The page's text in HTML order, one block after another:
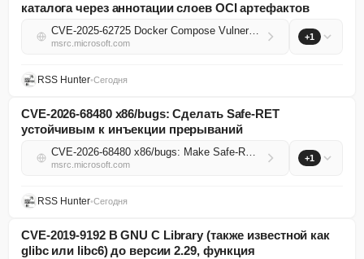
каталога через аннотации слоев OCI артефактов
CVE-2025-62725 Docker Compose Vulnerable to Path Traversal via OCI Artifact Layer Annotations
msrc.microsoft.com
+1
RSS Hunter•Сегодня
CVE-2026-68480 x86/bugs: Сделать Safe-RET
устойчивым к инъекции прерываний
CVE-2026-68480 x86/bugs: Make Safe-RET robust against interrupt injection
msrc.microsoft.com
+1
RSS Hunter•Сегодня
CVE-2019-9192 В GNU C Library (также известной как
glibc или libc6) до версии 2.29, функция